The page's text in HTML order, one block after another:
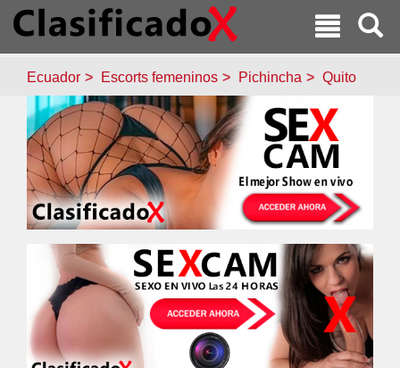
Ecuador Escorts femeninos Pichincha Quito